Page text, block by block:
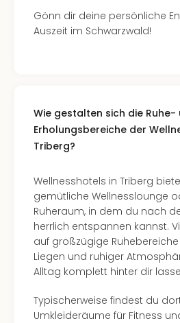
Gönn dir deine persönliche
Auszeit im Schwarzwald!
Wie gestalten sich die Ruhe-
Erholungsbereiche der
Triberg?
Wellnesshotels in Triberg
gemütliche Wellnesslounge
Ruheraum, in dem du nach
herrlich entspannen kannst.
auf großzügige
Liegen und ruhiger
Alltag komplett hinter dir
Typischerweise findest du
Umkleideräume für Fitness